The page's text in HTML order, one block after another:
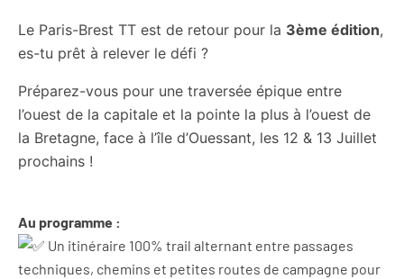
Le Paris-Brest TT est de retour pour la 3ème édition,
es-tu prêt à relever le défi ?
Préparez-vous pour une traversée épique entre
l’ouest de la capitale et la pointe la plus à l’ouest de
la Bretagne, face à l’île d’Ouessant, les 12 & 13 Juillet
prochains !
Au programme :
Un itinéraire 100% trail alternant entre passages
techniques, chemins et petites routes de campagne pour